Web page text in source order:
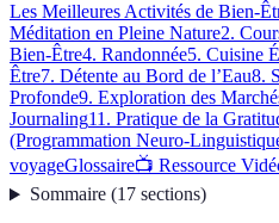
Les Meilleures Activités de Bien-
Méditation en Pleine Nature2.
Bien-Être4. Randonnée5. Cuisine
Être7. Détente au Bord de l’Eau8.
Profonde9. Exploration des
Journaling11. Pratique de la
(Programmation Neuro-
voyageGlossaire📺 Ressource
Sommaire(17 sections)